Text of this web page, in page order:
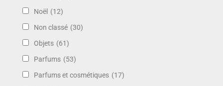
Noël (12)
Non classé (30)
Objets (61)
Parfums (53)
Parfums et cosmétiques (17)